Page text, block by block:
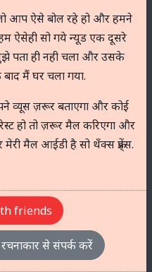
आप ऐसे बोल रहे हो और हमने
ऐसेही सो गये न्यूड एक दूसरे
पता ही नही चला और उसके
मैं घर चला गया.
व्यूस ज़रूर बताएगा और कोई
हो तो ज़रूर मैल करिएगा और
मेरी मैल आईडी है सो थॅंक्स फ्रेंड्स.
friends
से संपर्क करें